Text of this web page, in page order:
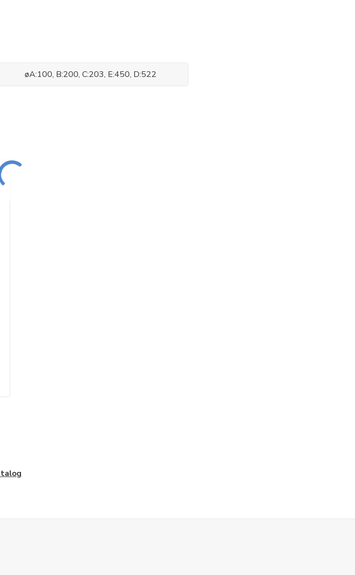
øA:100, B:200, C:203, E:450, D:522